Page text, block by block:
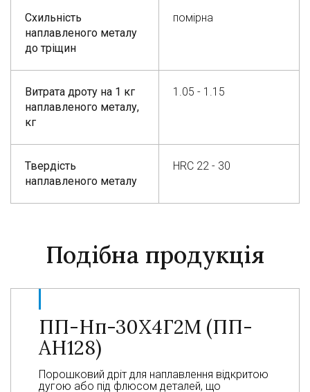
Схильність
наплавленого металу
до тріщин
помірна
Витрата дроту на 1 кг
наплавленого металу,
кг
1.05 - 1.15
Твердість
наплавленого металу
HRC 22 - 30
Подібна продукція
ПП-Нп-30Х4Г2М (ПП-
АН128)
Порошковий дріт для наплавлення відкритою
дугою або під флюсом деталей, що